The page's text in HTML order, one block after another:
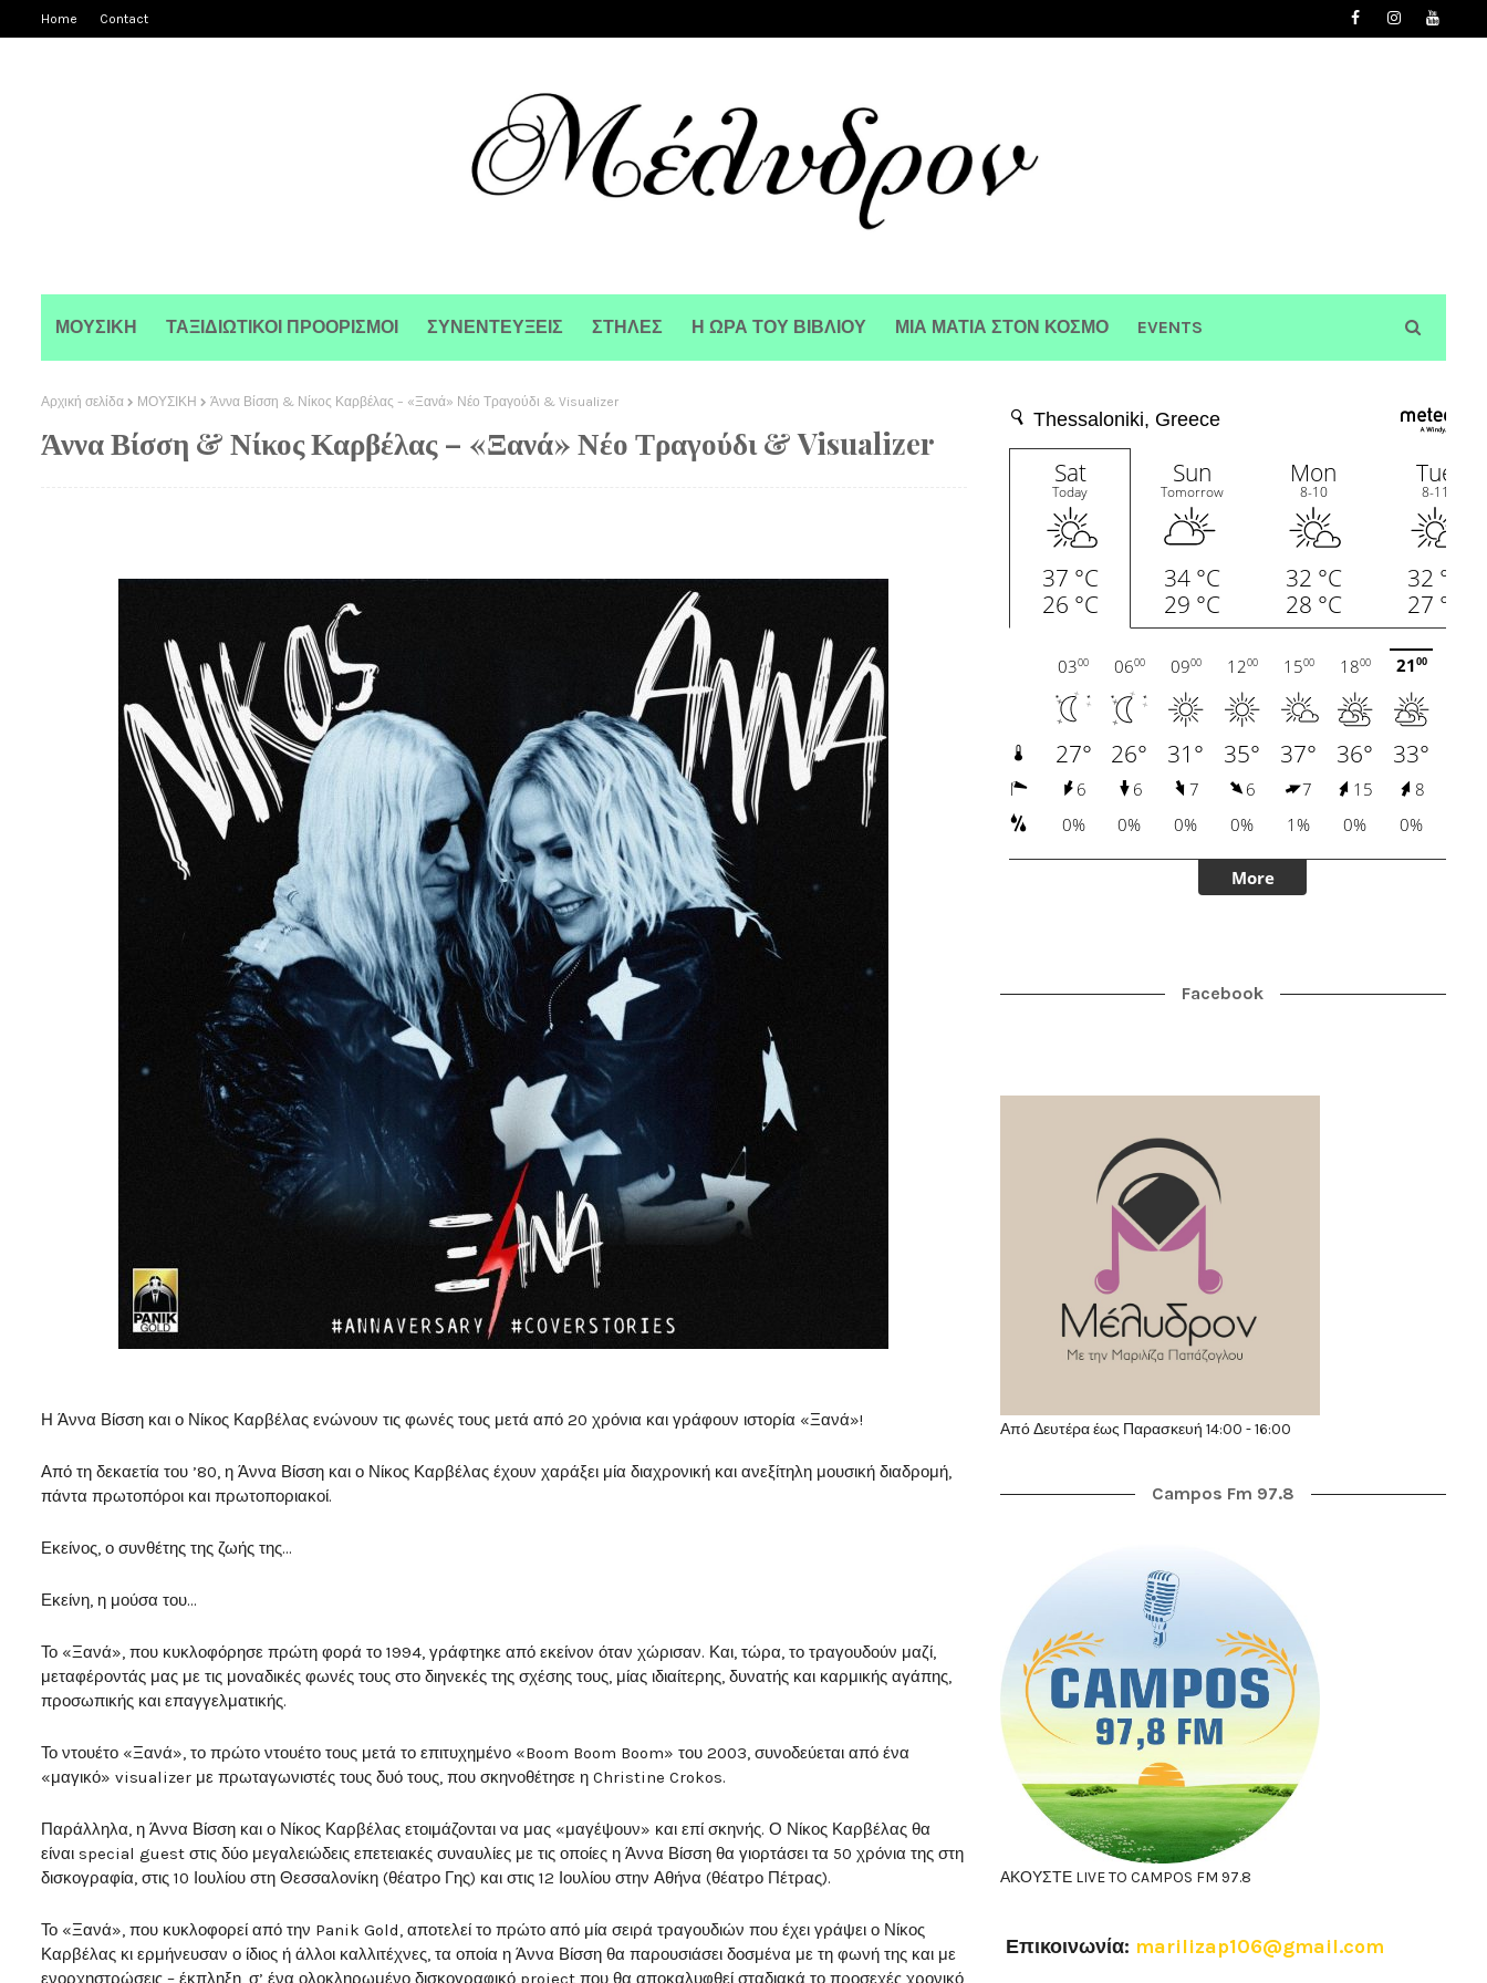
Home Contact
ΜΟΥΣΙΚΗ ΤΑΞΙΔΙΩΤΙΚΟΙ ΠΡΟΟΡΙΣΜΟΙ ΣΥΝΕΝΤΕΥΞΕΙΣ ΣΤΗΛΕΣ Η ΩΡΑ ΤΟΥ ΒΙΒΛΙΟΥ ΜΙΑ ΜΑΤΙΑ ΣΤΟΝ ΚΟΣΜΟ EVENTS
Αρχική σελίδα ΜΟΥΣΙΚΗ Άννα Βίσση & Νίκος Καρβέλας – «Ξανά» Νέο Τραγούδι & Visualizer
Άννα Βίσση & Νίκος Καρβέλας – «Ξανά» Νέο Τραγούδι & Visualizer
Η Άννα Βίσση και ο Νίκος Καρβέλας ενώνουν τις φωνές τους μετά από 20 χρόνια και γράφουν ιστορία «Ξανά»!
Από τη δεκαετία του ’80, η Άννα Βίσση και ο Νίκος Καρβέλας έχουν χαράξει μία διαχρονική και ανεξίτηλη μουσική διαδρομή,
πάντα πρωτοπόροι και πρωτοποριακοί.
Εκείνος, ο συνθέτης της ζωής της…
Εκείνη, η μούσα του…
Το «Ξανά», που κυκλοφόρησε πρώτη φορά το 1994, γράφτηκε από εκείνον όταν χώρισαν. Και, τώρα, το τραγουδούν μαζί,
μεταφέροντάς μας με τις μοναδικές φωνές τους στο διηνεκές της σχέσης τους, μίας ιδιαίτερης, δυνατής και καρμικής αγάπης,
προσωπικής και επαγγελματικής.
Το ντουέτο «Ξανά», το πρώτο ντουέτο τους μετά το επιτυχημένο «Boom Boom Boom» του 2003, συνοδεύεται από ένα
«μαγικό» visualizer με πρωταγωνιστές τους δυό τους, που σκηνοθέτησε η Christine Crokos.
Παράλληλα, η Άννα Βίσση και ο Νίκος Καρβέλας ετοιμάζονται να μας «μαγέψουν» και επί σκηνής. Ο Νίκος Καρβέλας θα
είναι special guest στις δύο μεγαλειώδεις επετειακές συναυλίες με τις οποίες η Άννα Βίσση θα γιορτάσει τα 50 χρόνια της στη
δισκογραφία, στις 10 Ιουλίου στη Θεσσαλονίκη (θέατρο Γης) και στις 12 Ιουλίου στην Αθήνα (θέατρο Πέτρας).
Το «Ξανά», που κυκλοφορεί από την Panik Gold, αποτελεί το πρώτο από μία σειρά τραγουδιών που έχει γράψει ο Νίκος
Καρβέλας κι ερμήνευσαν ο ίδιος ή άλλοι καλλιτέχνες, τα οποία η Άννα Βίσση θα παρουσιάσει δοσμένα με τη φωνή της και με
ενορχηστρώσεις – έκπληξη, σ’ ένα ολοκληρωμένο δισκογραφικό project που θα αποκαλυφθεί σταδιακά το προσεχές χρονικό
Facebook
Από Δευτέρα έως Παρασκευή 14:00 - 16:00
Campos Fm 97.8
ΑΚΟΥΣΤΕ LIVE TO CAMPOS FM 97.8
Επικοινωνία: marilizap106@gmail.com